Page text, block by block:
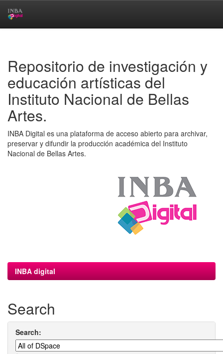
Repositorio de investigación y
educación artísticas del
Instituto Nacional de Bellas
Artes.
INBA Digital es una plataforma de acceso abierto para archivar,
preservar y difundir la producción académica del Instituto
Nacional de Bellas Artes.
INBA digital
Search
Search: